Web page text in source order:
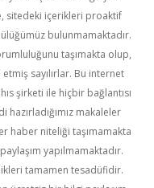
sitedeki içerikleri proaktif
bulunmamaktadır.
taşımakta olup,
sayılırlar. Bu internet
şirketi ile hiçbir bağlantısı
hazırladığımız makaleler
haber niteliği taşımamakta
yapılmamaktadır.
tamamen tesadüfidir.